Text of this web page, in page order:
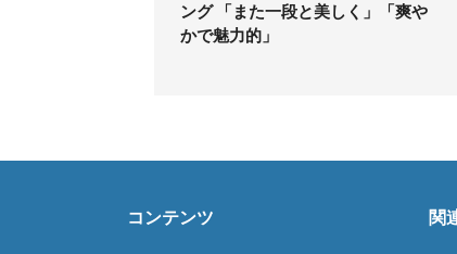
ング 「また一段と美しく」「爽や
かで魅力的」
コンテンツ 関